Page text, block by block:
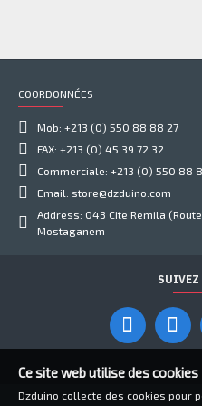
COORDONNÉES
Mob: +213 (0) 550 88 88 27
FAX: +213 (0) 45 39 72 32
Commerciale: +213 (0) 550 88
Email: store@dzduino.com
Address: 043 Cite Remila
Mostaganem
SUIVEZ
Ce site web utilise des cookies
Dzduino collecte des cookies pour